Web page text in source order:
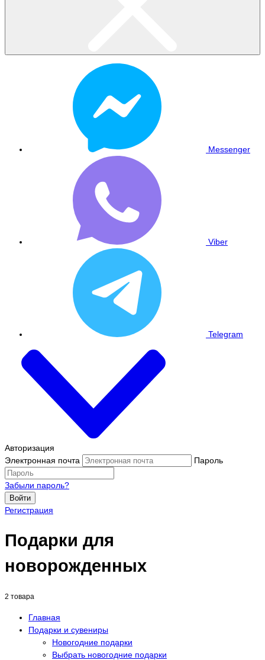
Messenger
Viber
Telegram
Авторизация
Электронная почта
Пароль
Забыли пароль?
Войти
Регистрация
Подарки для
новорожденных
2 товара
Главная
Подарки и сувениры
Новогодние подарки
Выбрать новогодние подарки